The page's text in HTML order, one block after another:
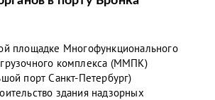
площадке Многофункционального
комплекса (ММПК)
порт Санкт-Петербург)
здания надзорных